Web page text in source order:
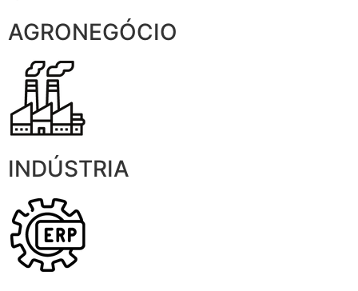
AGRONEGÓCIO
INDÚSTRIA